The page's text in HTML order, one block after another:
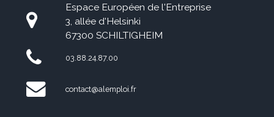
Espace Européen de l'Entreprise
3, allée d'Helsinki
67300 SCHILTIGHEIM
03.88.24.87.00
contact@alemploi.fr